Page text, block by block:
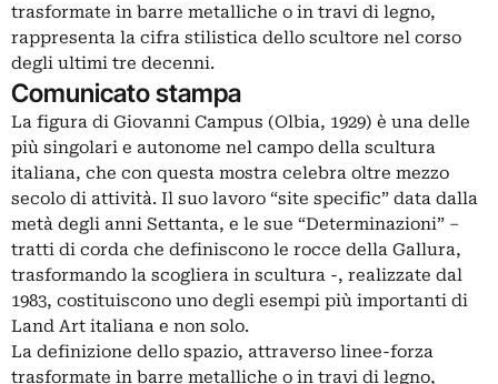
trasformate in barre metalliche o in travi di legno,
rappresenta la cifra stilistica dello scultore nel corso
degli ultimi tre decenni.
Comunicato stampa
La figura di Giovanni Campus (Olbia, 1929) è una delle
più singolari e autonome nel campo della scultura
italiana, che con questa mostra celebra oltre mezzo
secolo di attività. Il suo lavoro “site specific” data dalla
metà degli anni Settanta, e le sue “Determinazioni” –
tratti di corda che definiscono le rocce della Gallura,
trasformando la scogliera in scultura -, realizzate dal
1983, costituiscono uno degli esempi più importanti di
Land Art italiana e non solo.
La definizione dello spazio, attraverso linee-forza
trasformate in barre metalliche o in travi di legno,